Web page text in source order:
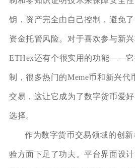
钥，资产完全由自己控制，避免
资金托管风险。对于喜欢参与新
ETHex还有个很实用的功能——它
制，很多热门的Meme币和新兴代
交易，这让它成为了数字货币爱
选择。
作为数字货币交易领域的创
验方面下足了功夫。平台界面设